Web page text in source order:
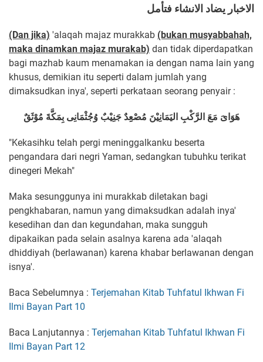
الاخبار يضاد الانشاء فتأمل
(Dan jika) 'alaqah majaz murakkab (bukan musyabbahah,
maka dinamkan majaz murakab) dan tidak diperdapatkan
bagi mazhab kaum menamakan ia dengan nama lain yang
khusus, demikian itu seperti dalam jumlah yang
dimaksudkan inya', seperti perkataan seorang penyair :
هَوَاىَ مَعَ الرَّكْبِ اليَمَانِيْنَ مُصْعِِدٌ جَنِيْبٌ وُجُثْمَانِى بِمَكَّةَ مُوْثَقٌ
"Kekasihku telah pergi meninggalkanku beserta
pengandara dari negri Yaman, sedangkan tubuhku terikat
dinegeri Mekah"
Maka sesunggunya ini murakkab diletakan bagi
pengkhabaran, namun yang dimaksudkan adalah inya'
kesedihan dan dan kegundahan, maka sungguh
dipakaikan pada selain asalnya karena ada 'alaqah
dhiddiyah (berlawanan) karena khabar berlawanan dengan
isnya'.
Baca Sebelumnya : Terjemahan Kitab Tuhfatul Ikhwan Fi
Ilmi Bayan Part 10
Baca Lanjutannya : Terjemahan Kitab Tuhfatul Ikhwan Fi
Ilmi Bayan Part 12